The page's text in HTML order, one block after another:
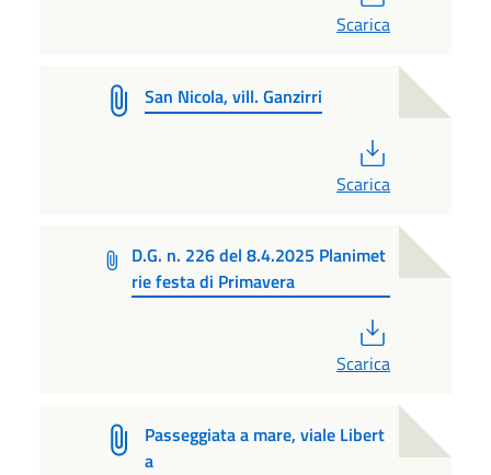
Scarica
San Nicola, vill. Ganzirri
Scarica
D.G. n. 226 del 8.4.2025 Planimet
rie festa di Primavera
Scarica
Passeggiata a mare, viale Libert
a